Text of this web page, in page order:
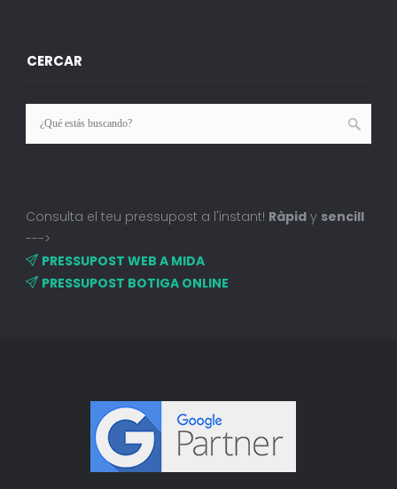
CERCAR
Consulta el teu pressupost a l'instant! Ràpidy sencill
--->
PRESSUPOST WEB A MIDA
PRESSUPOST BOTIGA ONLINE